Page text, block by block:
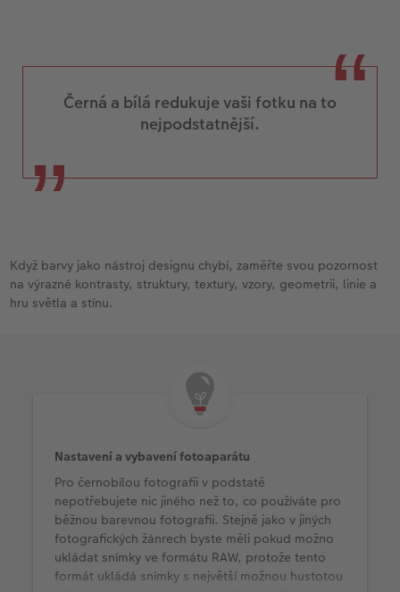
Černá a bílá redukuje vaši fotku na to
nejpodstatnější.
Když barvy jako nástroj designu chybí, zaměřte svou pozornost
na výrazné kontrasty, struktury, textury, vzory, geometrii, linie a
hru světla a stínu.
Nastavení a vybavení fotoaparátu
Pro černobílou fotografii v podstatě
nepotřebujete nic jiného než to, co používáte pro
běžnou barevnou fotografii. Stejně jako v jiných
fotografických žánrech byste měli pokud možno
ukládat snímky ve formátu RAW, protože tento
formát ukládá snímky s největší možnou hustotou